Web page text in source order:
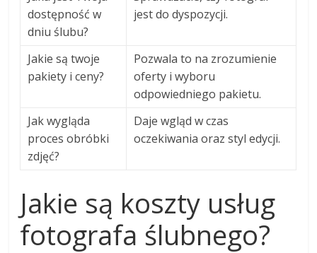
dostępność w
dniu ślubu?
jest do dyspozycji.
Jakie są twoje
pakiety i ceny?
Pozwala to na zrozumienie
oferty i wyboru
odpowiedniego pakietu.
Jak wygląda
proces obróbki
zdjęć?
Daje wgląd w czas
oczekiwania oraz styl edycji.
Jakie są koszty usług
fotografa ślubnego?